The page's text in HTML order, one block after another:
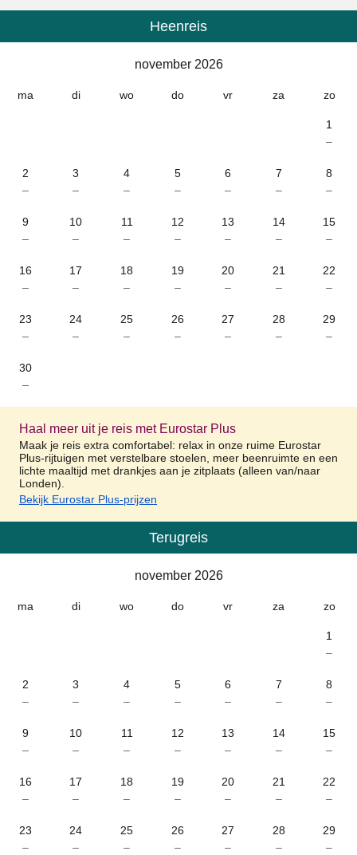
Kalender
Heenreis
november 2026
ma di wo do vr za zo
1
–
2
–
3
–
4
–
5
–
6
–
7
–
8
–
9
–
10
–
11
–
12
–
13
–
14
–
15
–
16
–
17
–
18
–
19
–
20
–
21
–
22
–
23
–
24
–
25
–
26
–
27
–
28
–
29
–
30
–
Haal meer uit je reis met Eurostar Plus
Maak je reis extra comfortabel: relax in onze ruime Eurostar
Plus-rijtuigen met verstelbare stoelen, meer beenruimte en een
lichte maaltijd met drankjes aan je zitplaats (alleen van/naar
Londen).
Bekijk Eurostar Plus-prijzen
Kalender
Terugreis
november 2026
ma di wo do vr za zo
1
–
2
–
3
–
4
–
5
–
6
–
7
–
8
–
9
–
10
–
11
–
12
–
13
–
14
–
15
–
16
–
17
–
18
–
19
–
20
–
21
–
22
–
23
–
24
–
25
–
26
–
27
–
28
–
29
–